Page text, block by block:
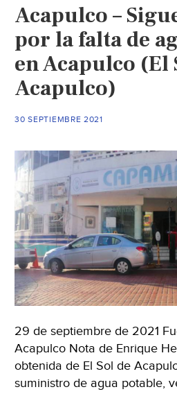
Acapulco –
por la falta de
en Acapulco (El
Acapulco)
30 SEPTIEMBRE 2021
29 de septiembre de 2021
Acapulco Nota de Enrique
obtenida de El Sol de
suministro de agua potable,